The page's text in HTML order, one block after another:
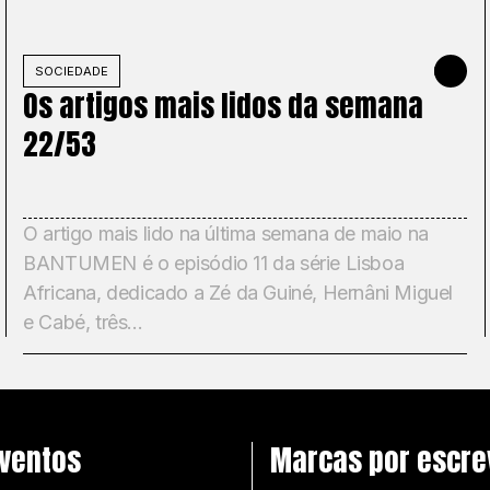
DE 2026
SOCIEDADE 31 DE
Os artigos mais lidos da semana
22/53
O artigo mais lido na última semana de maio na
BANTUMEN é o episódio 11 da série Lisboa
Africana, dedicado a Zé da Guiné, Hernâni Miguel
e Cabé, três...
Marcas por